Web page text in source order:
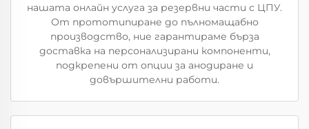
нашата онлайн услуга за резервни части с ЦПУ.
От прототипиране до пълномащабно
производство, ние гарантираме бърза
доставка на персонализирани компоненти,
подкрепени от опции за анодиране и
довършителни работи.